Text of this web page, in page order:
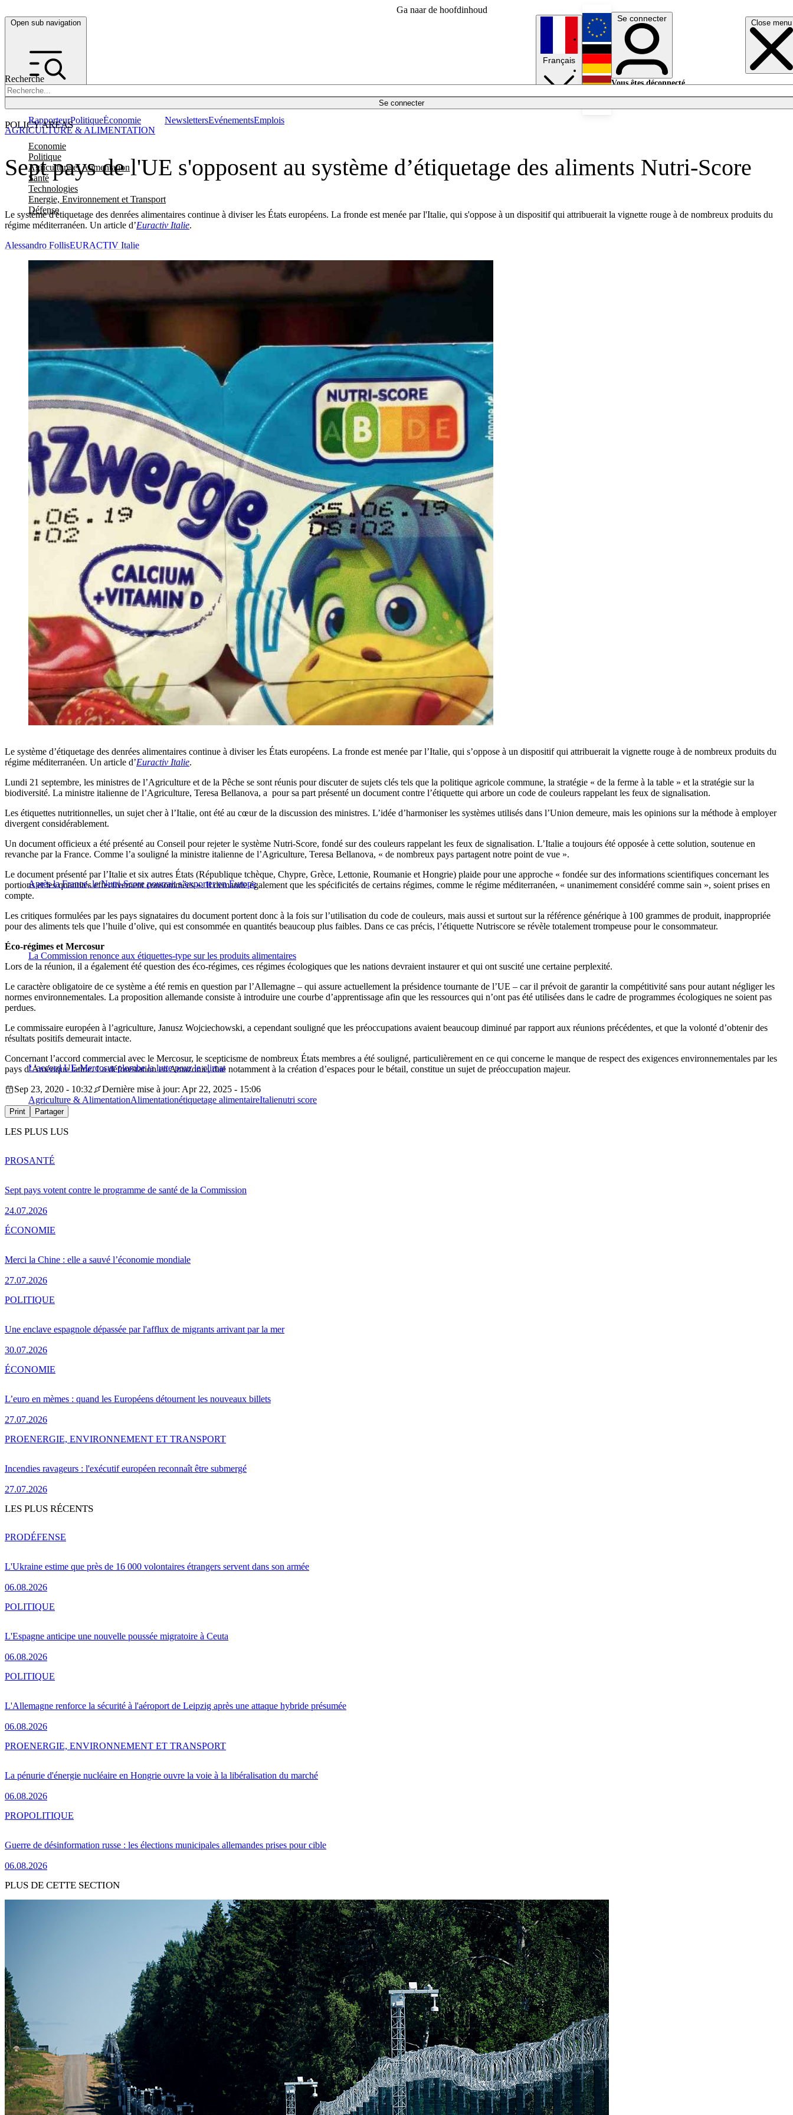
Ga naar de hoofdinhoud
Open sub navigation Close menu
Recherche
Se connecter
POLICY AREAS
Economie
Politique
Agriculture et Alimentation
Santé
Technologies
Energie, Environnement et Transport
Défense
RapporteurPolitiqueÉconomie NewslettersEvénementsEmplois
Français
English
Deutsch
Se connecter
Vous êtes déconnecté.
Sept pays de l'UE s'opposent au système d’étiquetage des aliments Nutri-Score
Le système d'étiquetage des denrées alimentaires continue à diviser les États européens. La fronde est menée par l'Italie, qui s'oppose à un dispositif qui attribuerait la vignette rouge à de nombreux produits du
régime méditerranéen. Un article d’Euractiv Italie.
AGRICULTURE & ALIMENTATION
Alessandro FollisEURACTIV Italie
Le système d’étiquetage des denrées alimentaires continue à diviser les États européens. La fronde est menée par l’Italie, qui s’oppose à un dispositif qui attribuerait la vignette rouge à de nombreux produits du
régime méditerranéen. Un article d’Euractiv Italie.
Lundi 21 septembre, les ministres de l’Agriculture et de la Pêche se sont réunis pour discuter de sujets clés tels que la politique agricole commune, la stratégie « de la ferme à la table » et la stratégie sur la
biodiversité. La ministre italienne de l’Agriculture, Teresa Bellanova, a pour sa part présenté un document contre l’étiquette qui arbore un code de couleurs rappelant les feux de signalisation.
Les étiquettes nutritionnelles, un sujet cher à l’Italie, ont été au cœur de la discussion des ministres. L’idée d’harmoniser les systèmes utilisés dans l’Union demeure, mais les opinions sur la méthode à employer
divergent considérablement.
Un document officieux a été présenté au Conseil pour rejeter le système Nutri-Score, fondé sur des couleurs rappelant les feux de signalisation. L’Italie a toujours été opposée à cette solution, soutenue en
revanche par la France. Comme l’a souligné la ministre italienne de l’Agriculture, Teresa Bellanova, « de nombreux pays partagent notre point de vue ».
Après la France, le Nutri-Score pourrait s’exporter en Europe
Le document présenté par l’Italie et six autres États (République tchèque, Chypre, Grèce, Lettonie, Roumanie et Hongrie) plaide pour une approche « fondée sur des informations scientifiques concernant les
portions et les quantités effectivement consommées ». Il demande également que les spécificités de certains régimes, comme le régime méditerranéen, « unanimement considéré comme sain », soient prises en
compte.
Les critiques formulées par les pays signataires du document portent donc à la fois sur l’utilisation du code de couleurs, mais aussi et surtout sur la référence générique à 100 grammes de produit, inappropriée
pour des aliments tels que l’huile d’olive, qui est consommée en quantités beaucoup plus faibles. Dans ce cas précis, l’étiquette Nutriscore se révèle totalement trompeuse pour le consommateur.
La Commission renonce aux étiquettes-type sur les produits alimentaires
Éco-régimes et Mercosur
Lors de la réunion, il a également été question des éco-régimes, ces régimes écologiques que les nations devraient instaurer et qui ont suscité une certaine perplexité.
Le caractère obligatoire de ce système a été remis en question par l’Allemagne – qui assure actuellement la présidence tournante de l’UE – car il prévoit de garantir la compétitivité sans pour autant négliger les
normes environnementales. La proposition allemande consiste à introduire une courbe d’apprentissage afin que les ressources qui n’ont pas été utilisées dans le cadre de programmes écologiques ne soient pas
perdues.
Le commissaire européen à l’agriculture, Janusz Wojciechowski, a cependant souligné que les préoccupations avaient beaucoup diminué par rapport aux réunions précédentes, et que la volonté d’obtenir des
résultats positifs demeurait intacte.
L’accord UE-Mercosur plombe la lutte pour le climat
Concernant l’accord commercial avec le Mercosur, le scepticisme de nombreux États membres a été souligné, particulièrement en ce qui concerne le manque de respect des exigences environnementales par les
pays d’Amérique latine. La déforestation en Amazonie, due notamment à la création d’espaces pour le bétail, constitue un sujet de préoccupation majeur.
Sep 23, 2020 - 10:32
Dernière mise à jour: Apr 22, 2025 - 15:06
Agriculture & AlimentationAlimentationétiquetage alimentaireItalienutri score
Print Partager
LES PLUS LUS
Sept pays votent contre le programme de santé de la Commission
24.07.2026
PROSANTÉ
Merci la Chine : elle a sauvé l’économie mondiale
27.07.2026
ÉCONOMIE
Une enclave espagnole dépassée par l'afflux de migrants arrivant par la mer
30.07.2026
POLITIQUE
L’euro en mèmes : quand les Européens détournent les nouveaux billets
27.07.2026
ÉCONOMIE
Incendies ravageurs : l'exécutif européen reconnaît être submergé
27.07.2026
PROENERGIE, ENVIRONNEMENT ET TRANSPORT
LES PLUS RÉCENTS
L'Ukraine estime que près de 16 000 volontaires étrangers servent dans son armée
06.08.2026
PRODÉFENSE
L'Espagne anticipe une nouvelle poussée migratoire à Ceuta
06.08.2026
POLITIQUE
L'Allemagne renforce la sécurité à l'aéroport de Leipzig après une attaque hybride présumée
06.08.2026
POLITIQUE
La pénurie d'énergie nucléaire en Hongrie ouvre la voie à la libéralisation du marché
06.08.2026
PROENERGIE, ENVIRONNEMENT ET TRANSPORT
Guerre de désinformation russe : les élections municipales allemandes prises pour cible
06.08.2026
PROPOLITIQUE
PLUS DE CETTE SECTION